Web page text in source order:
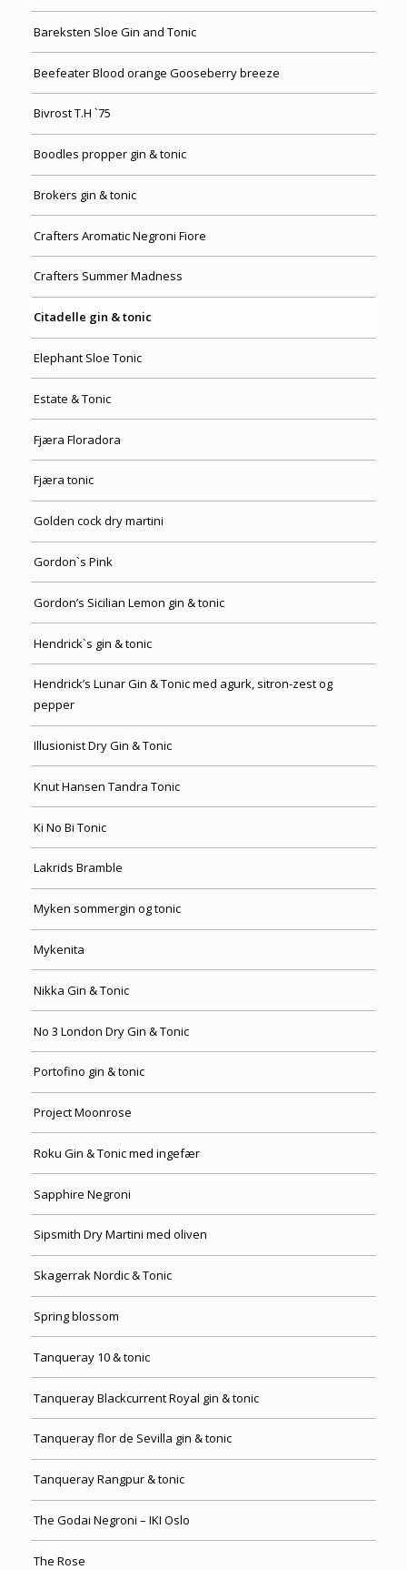
Bareksten Sloe Gin and Tonic
Beefeater Blood orange Gooseberry breeze
Bivrost T.H `75
Boodles propper gin & tonic
Brokers gin & tonic
Crafters Aromatic Negroni Fiore
Crafters Summer Madness
Citadelle gin & tonic
Elephant Sloe Tonic
Estate & Tonic
Fjæra Floradora
Fjæra tonic
Golden cock dry martini
Gordon`s Pink
Gordon’s Sicilian Lemon gin & tonic
Hendrick`s gin & tonic
Hendrick’s Lunar Gin & Tonic med agurk, sitron-zest og
pepper
Illusionist Dry Gin & Tonic
Knut Hansen Tandra Tonic
Ki No Bi Tonic
Lakrids Bramble
Myken sommergin og tonic
Mykenita
Nikka Gin & Tonic
No 3 London Dry Gin & Tonic
Portofino gin & tonic
Project Moonrose
Roku Gin & Tonic med ingefær
Sapphire Negroni
Sipsmith Dry Martini med oliven
Skagerrak Nordic & Tonic
Spring blossom
Tanqueray 10 & tonic
Tanqueray Blackcurrent Royal gin & tonic
Tanqueray flor de Sevilla gin & tonic
Tanqueray Rangpur & tonic
The Godai Negroni – IKI Oslo
The Rose